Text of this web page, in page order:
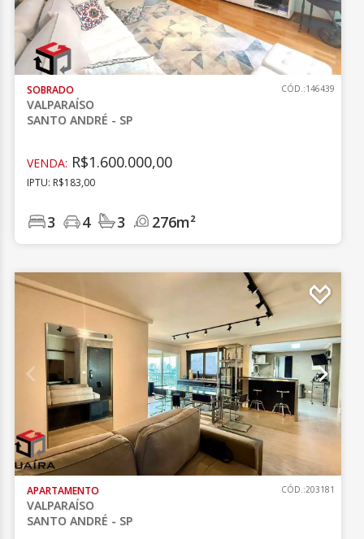
SOBRADO
VALPARAÍSO
SANTO ANDRÉ - SP
CÓD.:146439
VENDA: R$1.600.000,00
IPTU: R$183,00
3 4 3 276m²
APARTAMENTO
VALPARAÍSO
SANTO ANDRÉ - SP
CÓD.:203181